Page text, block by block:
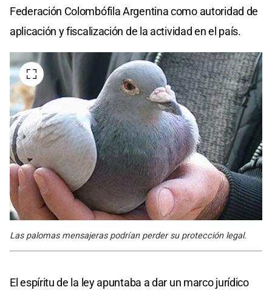
Federación Colombófila Argentina como autoridad de
aplicación y fiscalización de la actividad en el país.
Las palomas mensajeras podrían perder su protección legal.
El espíritu de la ley apuntaba a dar un marco jurídico